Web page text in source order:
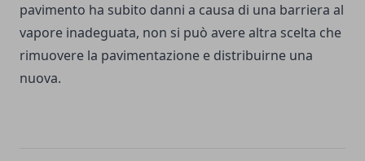
pavimento ha subito danni a causa di una barriera al
vapore inadeguata, non si può avere altra scelta che
rimuovere la pavimentazione e distribuirne una
nuova.